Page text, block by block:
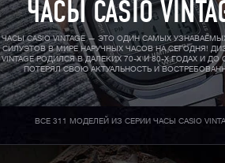
ЧАСЫ CASIO
ЧАСЫ CASIO VINTAGE — ЭТО ОДИН САМЫХ
СИЛУЭТОВ В МИРЕ НАРУЧНЫХ ЧАСОВ НА СЕГОДНЯ!
VINTAGE РОДИЛСЯ В ДАЛЕКИХ 70-X И 80-X ГОДАХ И ДО
ПОТЕРЯЛ СВОЮ АКТУАЛЬНОСТЬ И
ВСЕ 311 МОДЕЛЕЙ ИЗ СЕРИИ ЧАСЫ CASIO